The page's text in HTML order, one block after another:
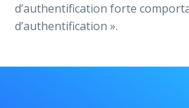
d’authentification forte
d’authentification ».